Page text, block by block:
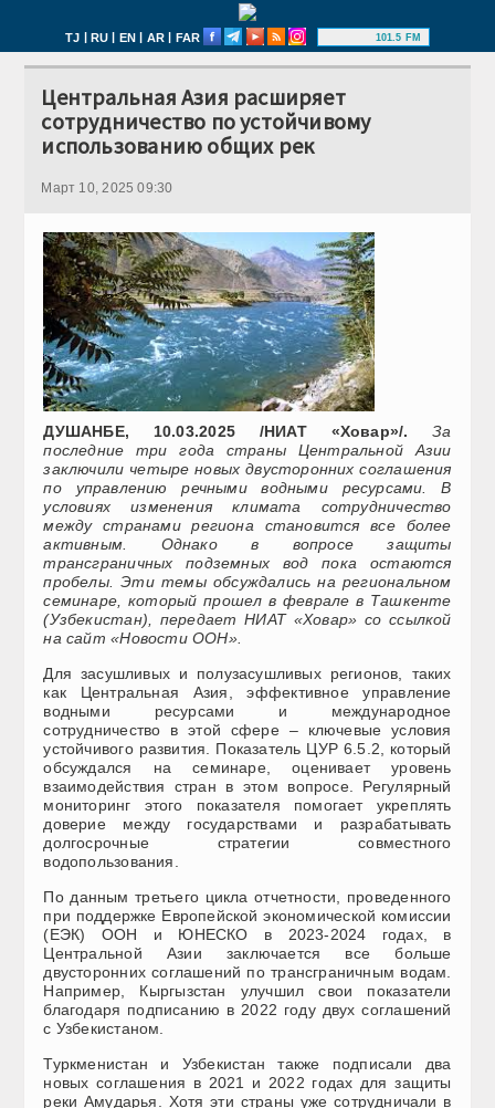
TJ | RU | EN | AR | FAR 101.5 FM
Центральная Азия расширяет
сотрудничество по устойчивому
использованию общих рек
Март 10, 2025 09:30
ДУШАНБЕ, 10.03.2025 /НИАТ «Ховар»/.
За
последние три года страны Центральной Азии
заключили четыре новых двусторонних соглашения
по управлению речными водными ресурсами. В
условиях изменения климата сотрудничество
между странами региона становится все более
активным. Однако в вопросе защиты
трансграничных подземных вод пока остаются
пробелы. Эти темы обсуждались на региональном
семинаре, который прошел в феврале в Ташкенте
(Узбекистан), передает НИАТ «Ховар» со ссылкой
на сайт «Новости ООН».
Для засушливых и полузасушливых регионов, таких
как Центральная Азия, эффективное управление
водными ресурсами и международное
сотрудничество в этой сфере – ключевые условия
устойчивого развития. Показатель ЦУР 6.5.2, который
обсуждался на семинаре, оценивает уровень
взаимодействия стран в этом вопросе. Регулярный
мониторинг этого показателя помогает укреплять
доверие между государствами и разрабатывать
долгосрочные стратегии совместного
водопользования.
По данным третьего цикла отчетности, проведенного
при поддержке Европейской экономической комиссии
(ЕЭК) ООН и ЮНЕСКО в 2023-2024 годах, в
Центральной Азии заключается все больше
двусторонних соглашений по трансграничным водам.
Например, Кыргызстан улучшил свои показатели
благодаря подписанию в 2022 году двух соглашений
с Узбекистаном.
Туркменистан и Узбекистан также подписали два
новых соглашения в 2021 и 2022 годах для защиты
реки Амударья. Хотя эти страны уже сотрудничали в